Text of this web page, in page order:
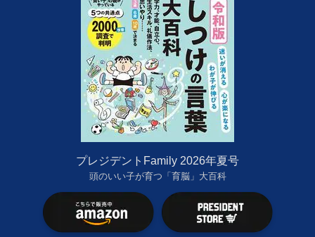
プレジデントFamily 2026年夏号
頭のいい子が育つ「育脳」大百科